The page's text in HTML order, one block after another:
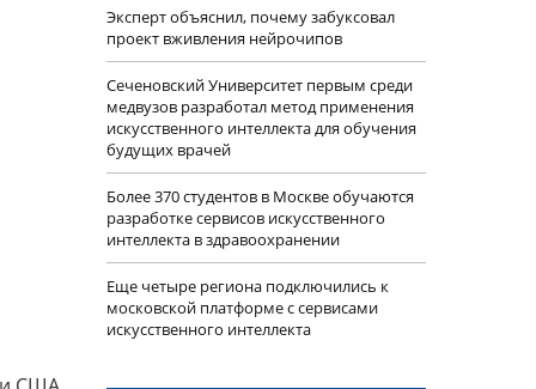
Эксперт объяснил, почему забуксовал
проект вживления нейрочипов
Сеченовский Университет первым среди
медвузов разработал метод применения
искусственного интеллекта для обучения
будущих врачей
Более 370 студентов в Москве обучаются
разработке сервисов искусственного
интеллекта в здравоохранении
Еще четыре региона подключились к
московской платформе с сервисами
искусственного интеллекта